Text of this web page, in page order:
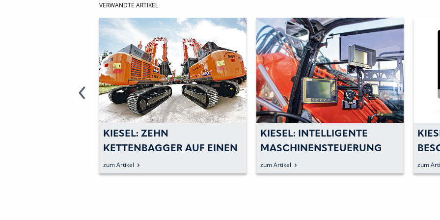
VERWANDTE ARTIKEL
KIESEL: ZEHN
KETTENBAGGER AUF EINEN
STREICH FÜR DEN
ABBRUCHSPEZIALISTEN
KIESEL: INTELLIGENTE
MASCHINENSTEUERUNG
FÜR MEHR EFFIZIENZ IM
EINSATZ